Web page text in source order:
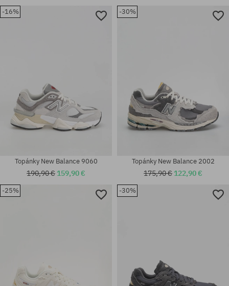
Dostupné veľkosti:
Dostupné veľkosti:
Dostupné veľkosti:
-16%
Topánky New Balance 9060
190,90 € 159,90 €
-30%
Topánky New Balance 2002
175,90 € 122,90 €
-25% -30%